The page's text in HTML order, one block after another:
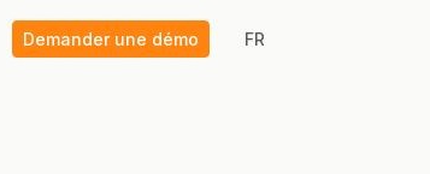
Demander une démo FR